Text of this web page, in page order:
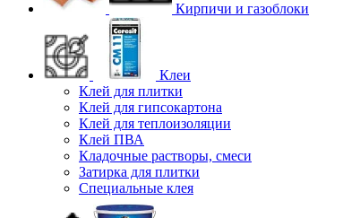
Кирпичи и газоблоки
Клеи
Клей для плитки
Клей для гипсокартона
Клей для теплоизоляции
Клей ПВА
Кладочные растворы, смеси
Затирка для плитки
Специальные клея